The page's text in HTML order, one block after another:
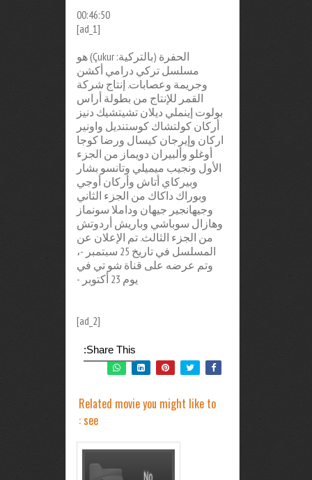
00:46:50
[ad_1]
الحفرة (بالتركية: Çukur)‏ هو
مسلسل تركي درامي أكشن
وجريمة وعصابات. إنتاج شركة
القمر للإنتاج من بطولة أراس
بولوت إينملي ديلان تشيتشيك دنيز
أركان كولتشاك كوستنديل واونير
اركان وإيرجان كيسال ورضا كوجا
أوغلو وألبيران دويماز من الجزء
الأول ونجيب ميميلي وتانسو بشار
وبيركاي أتاش وأركان أوجي
وبوراك داكاك من الجزء الثاني
وجيهانجير جيهان وداملا سونماز
وهازال سوباشي وباريش أردوتش
من الجزء الثالث. تم الإعلان عن
المسلسل في تاريخ 25 سبتمبر -،
وتم عرضه على قناة شو تي في
يوم 23 أكتوبر -
[ad_2]
Share This:
Related movie you might like to
see :